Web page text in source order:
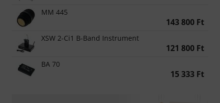
MM 445
143 800 Ft
XSW 2-Ci1 B-Band Instrument
121 800 Ft
BA 70
15 333 Ft